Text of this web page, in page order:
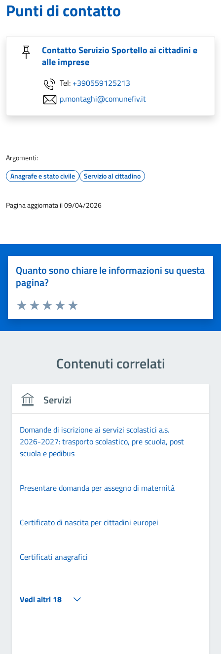
Punti di contatto
Contatto Servizio Sportello ai cittadini e
alle imprese
Tel: +390559125213
p.montaghi@comunefiv.it
Argomenti:
Anagrafe e stato civile
Servizio al cittadino
Pagina aggiornata il 09/04/2026
Quanto sono chiare le informazioni su questa
pagina?
Valuta 5 stelle su 5
Valuta 4 stelle su 5
Valuta 3 stelle su 5
Valuta 2 stelle su 5
Valuta 1 stelle su 5
Contenuti correlati
Servizi
Domande di iscrizione ai servizi scolastici a.s.
2026-2027: trasporto scolastico, pre scuola, post
scuola e pedibus
Presentare domanda per assegno di maternità
Certificato di nascita per cittadini europei
Certificati anagrafici
Vedi altri 18